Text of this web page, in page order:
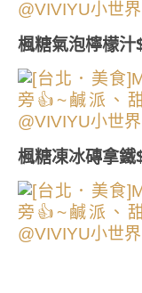
楓糖氣泡檸檬汁
楓糖凍冰磚拿鐵